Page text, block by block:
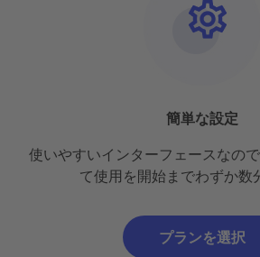
簡単な設定
使いやすいインターフェースなの
て使用を開始までわずか数
プランを選択